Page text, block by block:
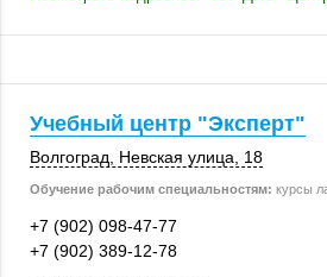
Учебный центр "Эксперт"
Волгоград Невская улица, 18
Обучение рабочим специальностям: курсы
+7 (902) 098-47-77
+7 (902) 389-12-78